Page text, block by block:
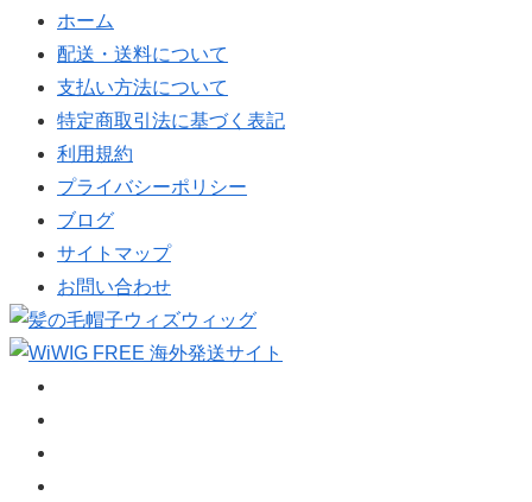
ホーム
配送・送料について
支払い方法について
特定商取引法に基づく表記
利用規約
プライバシーポリシー
ブログ
サイトマップ
お問い合わせ